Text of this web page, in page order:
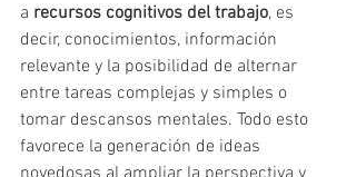
a recursos cognitivos del trabajo, es
decir, conocimientos, información
relevante y la posibilidad de alternar
entre tareas complejas y simples o
tomar descansos mentales. Todo esto
favorece la generación de ideas